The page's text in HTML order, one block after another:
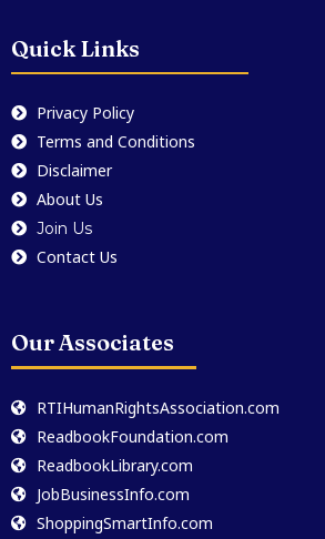
Quick Links
Privacy Policy
Terms and Conditions
Disclaimer
About Us
Join Us
Contact Us
Our Associates
RTIHumanRightsAssociation.com
ReadbookFoundation.com
ReadbookLibrary.com
JobBusinessInfo.com
ShoppingSmartInfo.com